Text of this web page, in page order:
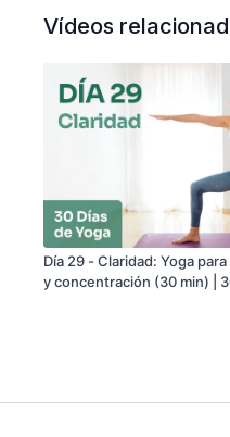
Vídeos
Día 29 - Claridad: Yoga
y concentración (30 min) |